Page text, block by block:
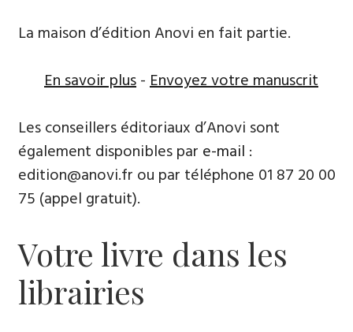
La maison d’édition Anovi en fait partie.
En savoir plus-Envoyez votre manuscrit
Les conseillers éditoriaux d’Anovi sont
également disponibles par e-mail :
edition@anovi.fr ou par téléphone ​​0​1 87 20 00
75 (appel gratuit).
Votre livre dans les
librairies